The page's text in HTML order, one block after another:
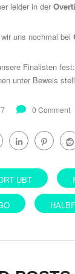
leider in der
uns nochmal bei
Finalisten fest:
unter Beweis
0 Comment
UBT